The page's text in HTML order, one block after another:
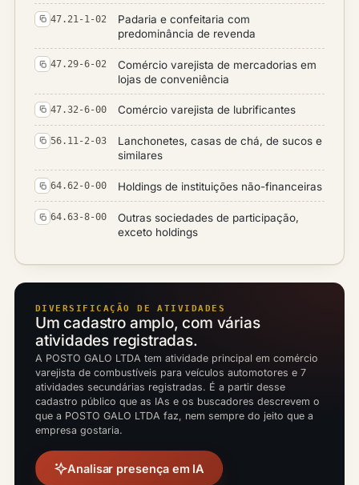
47.21-1-02
Padaria e confeitaria com
predominância de revenda
47.29-6-02
Comércio varejista de mercadorias em
lojas de conveniência
47.32-6-00 Comércio varejista de lubrificantes
56.11-2-03
Lanchonetes, casas de chá, de sucos e
similares
64.62-0-00 Holdings de instituições não-financeiras
64.63-8-00
Outras sociedades de participação,
exceto holdings
DIVERSIFICAÇÃO DE ATIVIDADES
Um cadastro amplo, com várias
atividades registradas.
A POSTO GALO LTDA tem atividade principal em comércio
varejista de combustíveis para veículos automotores e 7
atividades secundárias registradas. É a partir desse
cadastro público que as IAs e os buscadores descrevem o
que a POSTO GALO LTDA faz, nem sempre do jeito que a
empresa gostaria.
Analisar presença em IA